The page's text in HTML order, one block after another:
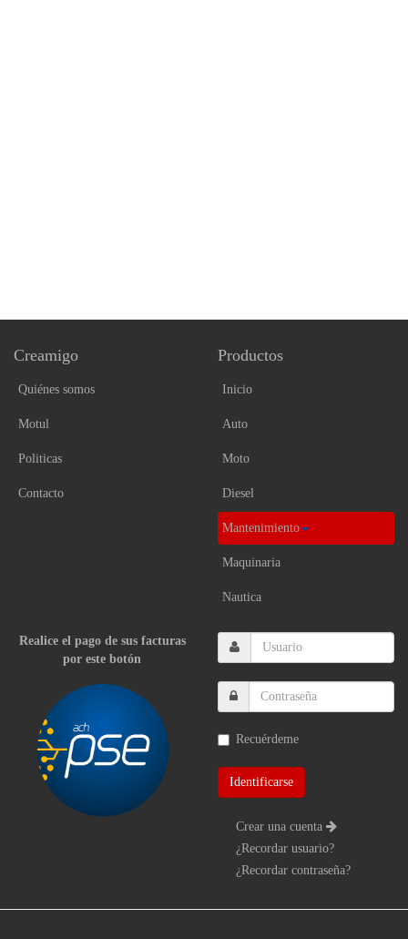
Creamigo
Quiénes somos
Motul
Politicas
Contacto
Productos
Inicio
Auto
Moto
Diesel
Mantenimiento
Maquinaria
Nautica
Realice el pago de sus facturas
por este botón
Recuérdeme
Crear una cuenta
¿Recordar usuario?
¿Recordar contraseña?